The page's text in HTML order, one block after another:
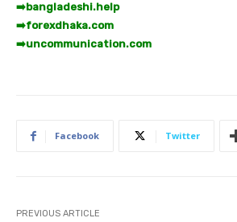
➡️bangladeshi.help
➡️forexdhaka.com
➡️uncommunication.com
Facebook Twitter
PREVIOUS ARTICLE